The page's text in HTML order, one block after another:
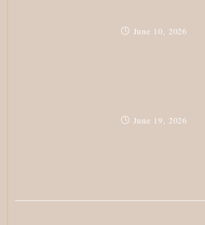
June 10, 2026
June 19, 2026